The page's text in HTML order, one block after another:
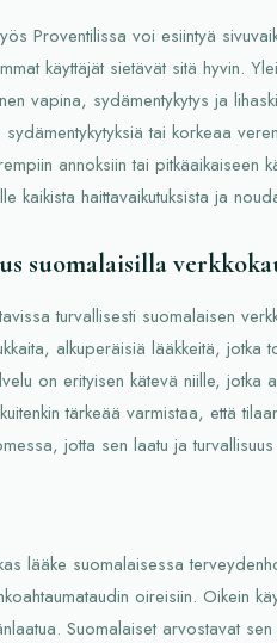
Proventilissa voi esiintyä
käyttäjät sietävät sitä hyvin.
vapina, sydämentykytys ja
tai korkeaa
annoksiin tai pitkäaikaiseen
kaikista haittavaikutuksista ja
suomalaisilla
turvallisesti suomalaisen
alkuperäisiä lääkkeitä, jotka
on erityisen kätevä niille, jotka
tärkeää varmistaa, että
jotta sen laatu ja
lääke suomalaisessa
oireisiin. Oikein
Suomalaiset arvostavat sen